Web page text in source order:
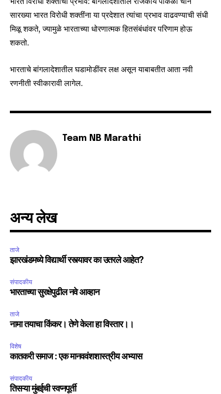
सारख्या भारत विरोधी शक्तींना या प्रदेशात त्यांचा प्रभाव वाढवण्याची संधी
मिळू शकते, ज्यामुळे भारताच्या धोरणात्मक हितसंबंधांवर परिणाम होऊ
शकतो.
भारताचे बांगलादेशातील घडामोडींवर लक्ष असून याबाबतीत आता नवी
रणनीती स्वीकारावी लागेल.
Team NB Marathi
अन्य लेख
ताजे
झारखंडमध्ये विद्यार्थी रस्त्यावर का उतरले आहेत?
संपादकीय
भारताच्या सुरक्षेपुढील नवे आव्हान
ताजे
नामा तयाचा किंकर। तेणे केला हा विस्तार।।
विशेष
कातकरी समाज : एक मानववंशशास्त्रीय अभ्यास
संपादकीय
तिसऱ्या मुंबईची स्वप्नपूर्ती